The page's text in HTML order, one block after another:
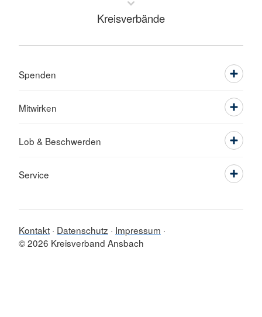
Kreisverbände
Spenden
Mitwirken
Lob & Beschwerden
Service
Kontakt Datenschutz
Impressum
© 2026 Kreisverband Ansbach